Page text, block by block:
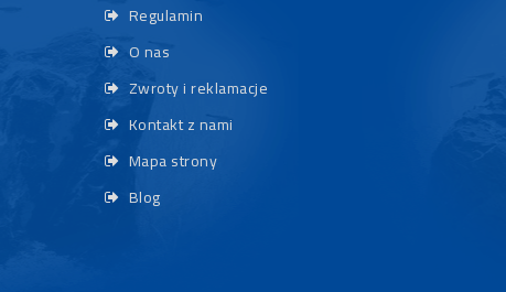
Regulamin
O nas
Zwroty i reklamacje
Kontakt z nami
Mapa strony
Blog